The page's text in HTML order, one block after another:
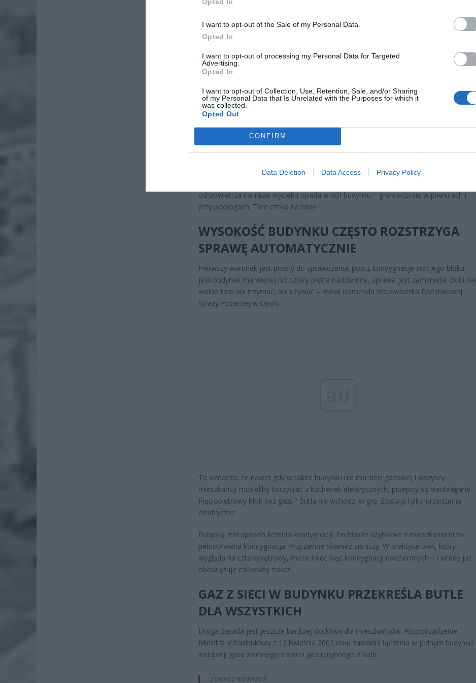
I want to opt-out of the Sale of my Personal Data.
Opted In
I want to opt-out of processing my Personal Data for Targeted
Advertising.
Opted In
I want to opt-out of Collection, Use, Retention, Sale, and/or Sharing
of my Personal Data that Is Unrelated with the Purposes for which it
was collected.
Opted Out
CONFIRM
Data Deletion Data Access Privacy Policy
ZOBACZ RÓWNIEŻ:
początek
4 sierpnia 2026 16:06
Pieniądze dla milionów polskich rodzin. ZUS wypłacił już 173 mln zł.
od powietrza i w razie wycieku opada w dół budynku – gromadzi się w piwnicach i
przy podłogach. Tam czeka na iskrę.
WYSOKOŚĆ BUDYNKU CZĘSTO ROZSTRZYGA
SPRAWĘ AUTOMATYCZNIE
Pierwszy warunek jest prosty do sprawdzenia: policz kondygnacje swojego bloku.
Jeśli budynek ma więcej niż cztery piętra nadziemne, sprawa jest zamknięta. Butli nie
wolno tam ani trzymać, ani używać – mówi Komenda Wojewódzka Państwowej
Straży Pożarnej w Opolu.
To oznacza, że nawet gdy w takim budynku nie ma sieci gazowej i wszyscy
mieszkańcy musieliby korzystać z kuchenek elektrycznych, przepisy są nieubłagane.
Pięciopiętrowy blok bez gazu? Butla nie wchodzi w grę. Zostają tylko urządzenia
elektryczne.
Pułapką jest sposób liczenia kondygnacji. Poddasze użytkowe z mieszkaniami to
pełnoprawna kondygnacja. Przyziemie również się liczy. W praktyce blok, który
wygląda na czteropiętrowy, może mieć pięć kondygnacji nadziemnych – i wtedy już
obowiązuje całkowity zakaz.
GAZ Z SIECI W BUDYNKU PRZEKREŚLA BUTLE
DLA WSZYSTKICH
Druga zasada jest jeszcze bardziej dotkliwa dla mieszkańców. Rozporządzenie
Ministra Infrastruktury z 12 kwietnia 2002 roku zabrania łączenia w jednym budynku
instalacji gazu ziemnego z sieci i gazu płynnego z butli.
ZOBACZ RÓWNIEŻ: